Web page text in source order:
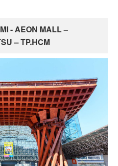
- AEON MALL –
– TP.HCM